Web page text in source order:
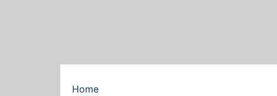
Home